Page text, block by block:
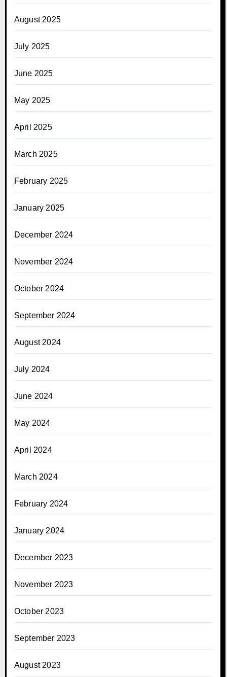
August 2025
July 2025
June 2025
May 2025
April 2025
March 2025
February 2025
January 2025
December 2024
November 2024
October 2024
September 2024
August 2024
July 2024
June 2024
May 2024
April 2024
March 2024
February 2024
January 2024
December 2023
November 2023
October 2023
September 2023
August 2023